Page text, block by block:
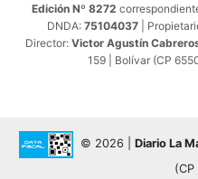
Edición Nº 8272
DNDA: 75104037 |
Director: Victor Agustín
159 | Bolívar (CP
© 2026 | Diario La